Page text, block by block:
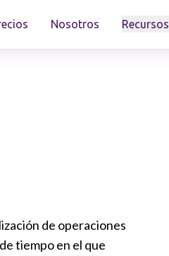
Nosotros Recursos
de operaciones
tiempo en el que